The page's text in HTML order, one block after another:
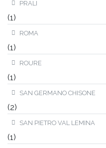
PRALI
(1)
ROMA
(1)
ROURE
(1)
SAN GERMANO CHISONE
(2)
SAN PIETRO VAL LEMINA
(1)